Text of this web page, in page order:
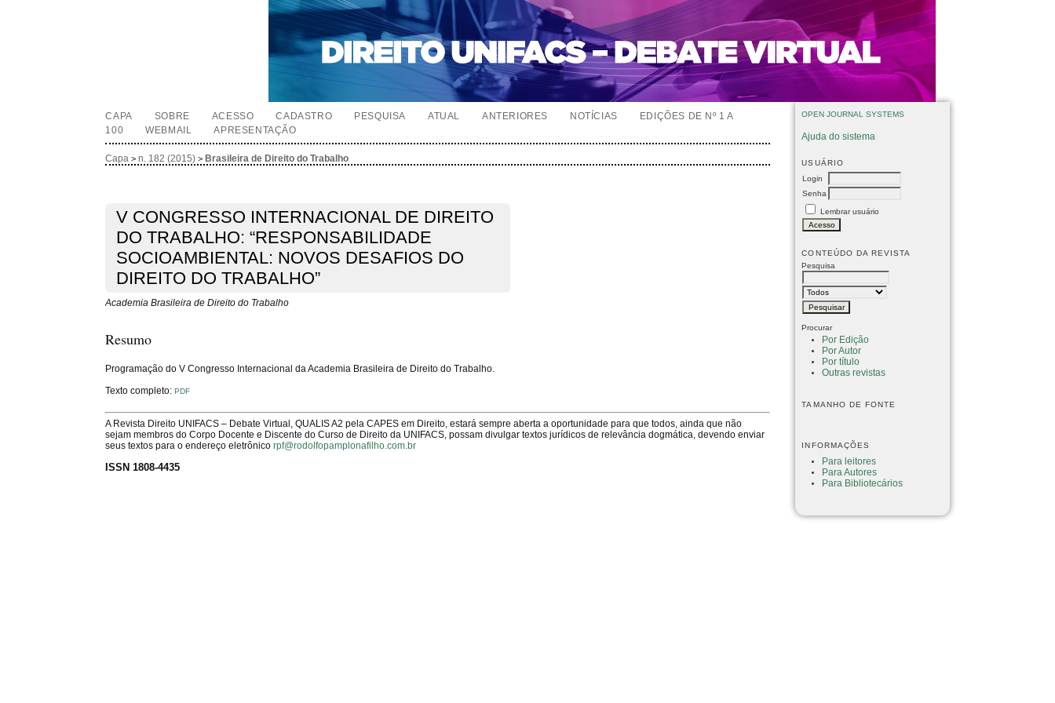
OPEN JOURNAL SYSTEMS
Ajuda do sistema
USUÁRIO
Login
Senha
Lembrar usuário
CONTEÚDO DA REVISTA
Pesquisa
Procurar
Por Edição
Por Autor
Por título
Outras revistas
TAMANHO DE FONTE
INFORMAÇÕES
Para leitores
Para Autores
Para Bibliotecários
CAPA SOBRE ACESSO CADASTRO PESQUISA ATUAL ANTERIORES NOTÍCIAS
EDIÇÕES DE Nº 1 A
100
WEBMAIL APRESENTAÇÃO
Capa >n. 182 (2015) > Brasileira de Direito do Trabalho
V CONGRESSO INTERNACIONAL DE DIREITO
DO TRABALHO: “RESPONSABILIDADE
SOCIOAMBIENTAL: NOVOS DESAFIOS DO
DIREITO DO TRABALHO”
Academia Brasileira de Direito do Trabalho
Resumo
Programação do V Congresso Internacional da Academia Brasileira de Direito do Trabalho.
Texto completo:PDF
A Revista Direito UNIFACS – Debate Virtual, QUALIS A2 pela CAPES em Direito, estará sempre aberta a oportunidade para que todos, ainda que não
sejam membros do Corpo Docente e Discente do Curso de Direito da UNIFACS, possam divulgar textos jurídicos de relevância dogmática, devendo enviar
seus textos para o endereço eletrônicorpf@rodolfopamplonafilho.com.br
ISSN 1808-4435